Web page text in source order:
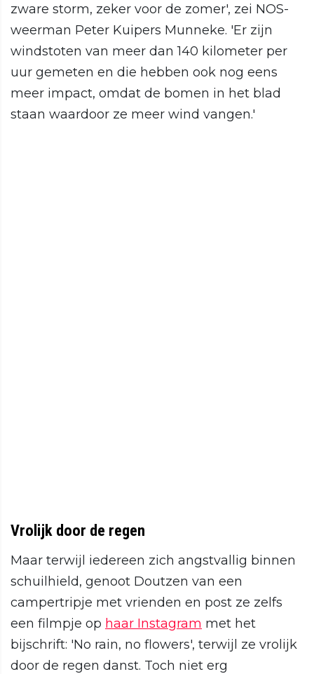
zware storm, zeker voor de zomer', zei NOS-
weerman Peter Kuipers Munneke. 'Er zijn
windstoten van meer dan 140 kilometer per
uur gemeten en die hebben ook nog eens
meer impact, omdat de bomen in het blad
staan waardoor ze meer wind vangen.'
Vrolijk door de regen
Maar terwijl iedereen zich angstvallig binnen
schuilhield, genoot Doutzen van een
campertripje met vrienden en post ze zelfs
een filmpje op haar Instagram met het
bijschrift: 'No rain, no flowers', terwijl ze vrolijk
door de regen danst. Toch niet erg